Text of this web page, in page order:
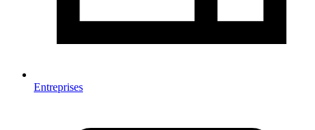
Entreprises